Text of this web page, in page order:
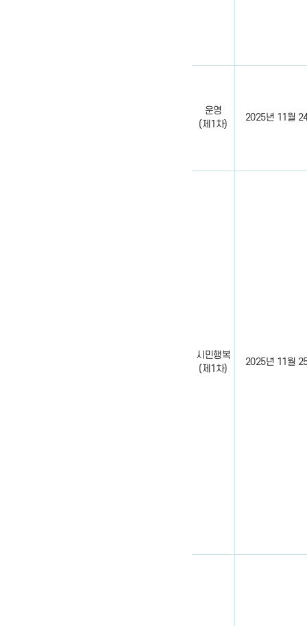
운영
(제1차)
2025년 11월
시민행복
(제1차)
2025년 11월